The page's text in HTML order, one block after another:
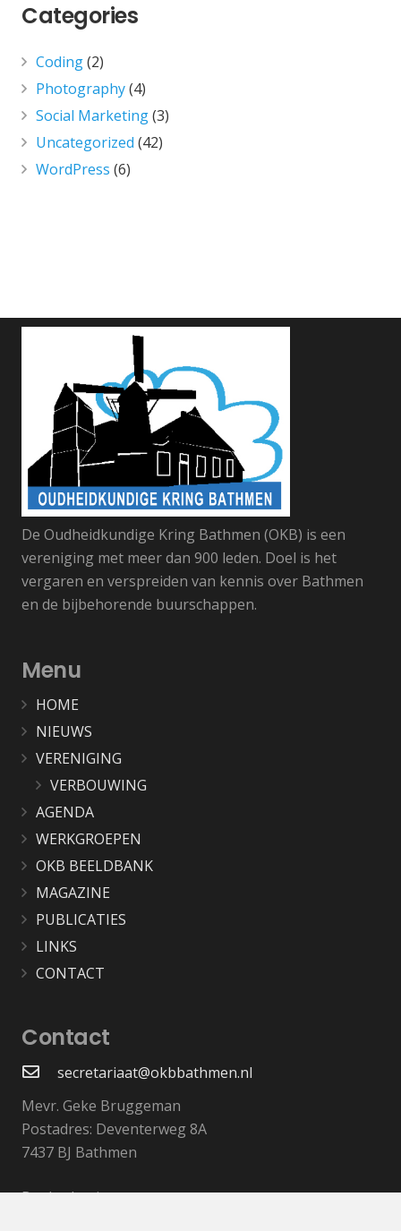
Categories
Coding(2)
Photography(4)
Social Marketing(3)
Uncategorized (42)
WordPress (6)
De Oudheidkundige Kring Bathmen (OKB) is een
vereniging met meer dan 900 leden. Doel is het
vergaren en verspreiden van kennis over Bathmen
en de bijbehorende buurschappen.
Menu
HOME
NIEUWS
VERENIGING
VERBOUWING
AGENDA
WERKGROEPEN
OKB BEELDBANK
MAGAZINE
PUBLICATIES
LINKS
CONTACT
Contact
secretariaat@okbbathmen.nl
Mevr. Geke Bruggeman
Postadres: Deventerweg 8A
7437 BJ Bathmen
Bankrekeningnummer: